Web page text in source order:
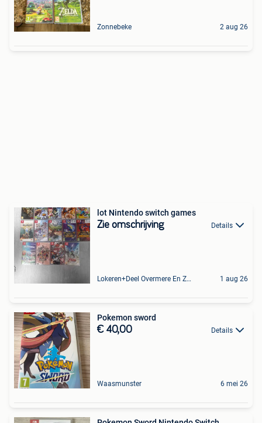
Zonnebeke 2 aug 26
lot Nintendo switch games
Zie omschrijving Details
Lokeren+Deel Overmere En Zele 1 aug 26
Pokemon sword
€ 40,00 Details
Waasmunster 6 mei 26